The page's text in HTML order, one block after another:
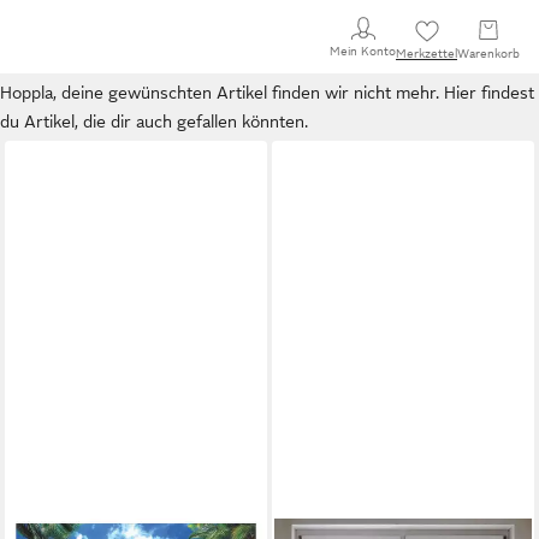
Mein KontoMerkzettel Warenkorb
Hoppla, deine gewünschten Artikel finden wir nicht mehr. Hier findest
du Artikel, die dir auch gefallen könnten.